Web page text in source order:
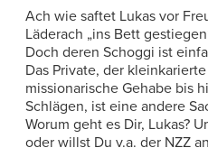
Ach wie saftet Lukas vor
Läderach „ins Bett
Doch deren Schoggi ist
Das Private, der
missionarische Gehabe bis
Schlägen, ist eine andere
Worum geht es Dir, Lukas?
oder willst Du v.a. der NZZ